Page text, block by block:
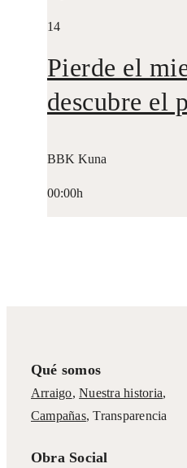
14
Pierde el
descubre el
BBK Kuna
00:00h
Qué somos
Arraigo,Nuestra historia,
Campañas, Transparencia
Obra Social